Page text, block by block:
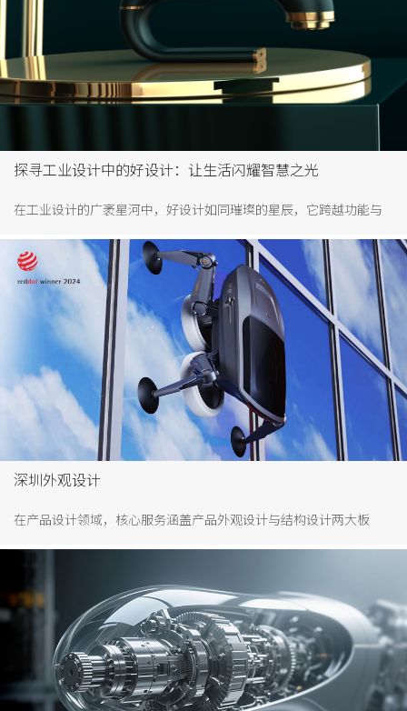
育出众多知名的工业产品设计公司。
探寻工业设计中的好设计：让生活闪耀智慧之光
在工业设计的广袤星河中，好设计如同璀璨的星辰，它跨越功能与
让生活变得更加美好，更加值得期许。
深圳外观设计
在产品设计领域，核心服务涵盖产品外观设计与结构设计两大板
更能提升其美学质感与气质。通过打造吸睛的产品外观，企业不仅
能推出市场爆款，实现商业价值，还能有效提升品牌形象，塑造专
属的品牌DNA。